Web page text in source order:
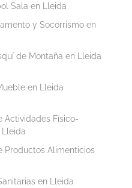
Sala en Lleida
y Socorrismo en
de Montaña en Lleida
en Lleida
Actividades Físico-
Productos Alimenticios
en Lleida